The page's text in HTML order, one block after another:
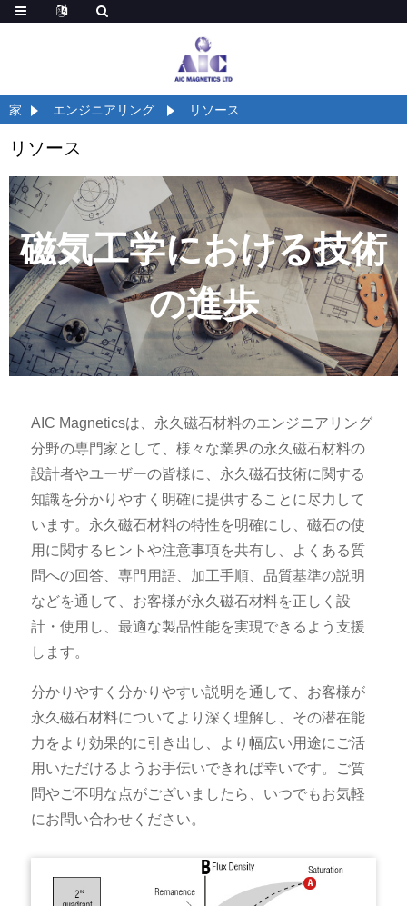
家 エンジニアリング リソース
リソース
磁気工学における技術
の進歩
AIC Magneticsは、永久磁石材料のエンジニアリング
分野の専門家として、様々な業界の永久磁石材料の
設計者やユーザーの皆様に、永久磁石技術に関する
知識を分かりやすく明確に提供することに尽力して
います。永久磁石材料の特性を明確にし、磁石の使
用に関するヒントや注意事項を共有し、よくある質
問への回答、専門用語、加工手順、品質基準の説明
などを通して、お客様が永久磁石材料を正しく設
計・使用し、最適な製品性能を実現できるよう支援
します。
分かりやすく分かりやすい説明を通して、お客様が
永久磁石材料についてより深く理解し、その潜在能
力をより効果的に引き出し、より幅広い用途にご活
用いただけるようお手伝いできれば幸いです。ご質
問やご不明な点がございましたら、いつでもお気軽
にお問い合わせください。